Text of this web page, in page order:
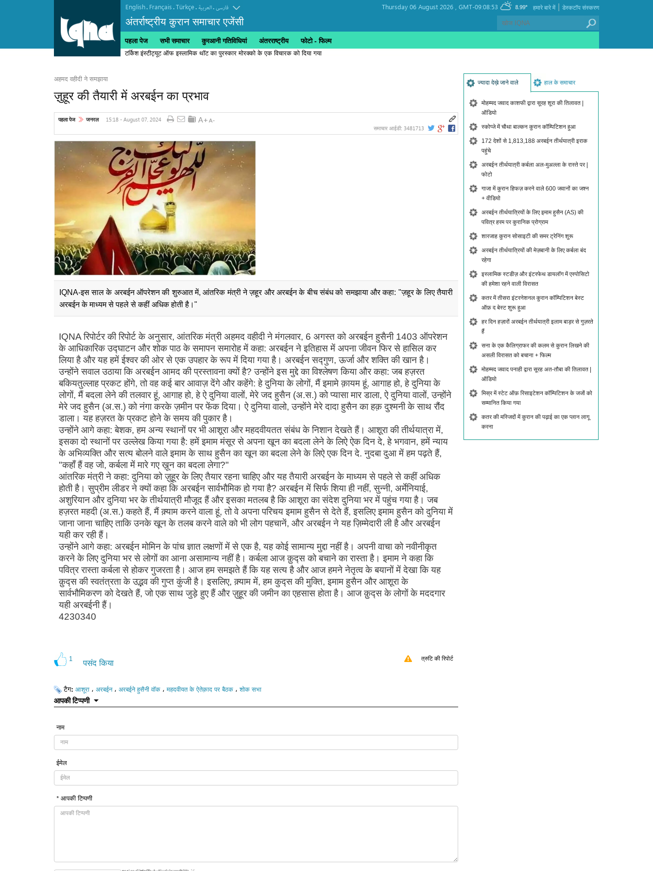
English. Français.Türkçe. العربیة.فارسی
अंतर्राष्ट्रीय कुरान समाचार एजेंसी
Thursday 06 August 2026 , GMT-09:08:53 8.99° डेस्कटॉप संस्करण
|
हमारे बारे में
पहला पेज सभी समाचार कुरआनी गतिविधियां अंतरराष्ट्रीय फोटो - फिल्म
टर्किश इंस्टीट्यूट ऑफ इस्लामिक थॉट का पुरस्कार मोरक्को के एक विचारक को दिया गया
अहमद वहीदी ने समझाया
ज़ुहूर की तैयारी में अरबईन का प्रभाव
पहला पेज जनरल 15:18 - August 07, 2024
समाचार आईडी: 3481713
IQNA-इस साल के अरबईन ऑपरेशन की शुरुआत में, आंतरिक मंत्री ने ज़हूर और अरबईन के बीच संबंध को समझाया और कहा: "ज़हूर के लिए तैयारी
अरबईन के माध्यम से पहले से कहीं अधिक होती है।"
IQNA रिपोर्टर की रिपोर्ट के अनुसार, आंतरिक मंत्री अहमद वहीदी ने मंगलवार, 6 अगस्त को अरबईन हुसैनी 1403 ऑपरेशन
के आधिकारिक उद्घाटन और शोक पाठ के समापन समारोह में कहा: अरबईन ने इतिहास में अपना जीवन फिर से हासिल कर
लिया है और यह हमें ईश्वर की ओर से एक उपहार के रूप में दिया गया है। अरबईन सद्गुण, ऊर्जा और शक्ति की खान है।
उन्होंने सवाल उठाया कि अरबईन आमद की प्रस्तावना क्यों है? उन्होंने इस मुद्दे का विश्लेषण किया और कहा: जब हज़रत
बकियतुल्लाह प्रकट होंगे, तो वह कई बार आवाज़ देंगे और कहेंगे: हे दुनिया के लोगों, मैं इमामे क़ायम हूं, आगाह हो, हे दुनिया के
लोगों, मैं बदला लेने की तलवार हूं, आगाह हो, हे ऐ दुनिया वालों, मेरे जद हुसैन (अ.स.) को प्यासा मार डाला, ऐ दुनिया वालों, उन्होंने
मेरे जद हुसैन (अ.स.) को नंगा करके ज़मीन पर फेंक दिया। ऐ दुनिया वालो, उन्होंने मेरे दादा हुसैन का हक़ दुश्मनी के साथ रौंद
डाला। यह हज़रत के प्रकट होने के समय की पुकार है।
उन्होंने आगे कहा: बेशक, हम अन्य स्थानों पर भी आशूरा और महदवीयतत संबंध के निशान देखते हैं। आशूरा की तीर्थयात्रा में,
इसका दो स्थानों पर उल्लेख किया गया है: हमें इमाम मंसूर से अपना खून का बदला लेने के लिऐ ऐक दिन दे, हे भगवान, हमें न्याय
के अभिव्यक्ति और सत्य बोलने वाले इमाम के साथ हुसैन का खून का बदला लेने के लिऐ एक दिन दे. नुदबा दुआ में हम पढ़ते हैं,
"कहाँ हैं वह जो, कर्बला में मारे गए ख़ून का बदला लेगा?"
आंतरिक मंत्री ने कहा: दुनिया को ज़ुहूर के लिए तैयार रहना चाहिए और यह तैयारी अरबईन के माध्यम से पहले से कहीं अधिक
होती है। सुप्रीम लीडर ने क्यों कहा कि अरबईन सार्वभौमिक हो गया है? अरबईन में सिर्फ शिया ही नहीं, सुन्नी, अर्मेनियाई,
अशुरियान और दुनिया भर के तीर्थयात्री मौजूद हैं और इसका मतलब है कि आशूरा का संदेश दुनिया भर में पहुंच गया है। जब
हज़रत महदी (अ.स.) कहते हैं, मैं क़्याम करने वाला हूं, तो वे अपना परिचय इमाम हुसैन से देते हैं, इसलिए इमाम हुसैन को दुनिया में
जाना जाना चाहिए ताकि उनके खून के तलब करने वाले को भी लोग पहचानें, और अरबईन ने यह ज़िम्मेदारी ली है और अरबईन
यही कर रही हैं।
उन्होंने आगे कहा: अरबईन मोमिन के पांच ज्ञात लक्षणों में से एक है, यह कोई सामान्य मुद्दा नहीं है। अपनी वाचा को नवीनीकृत
करने के लिए दुनिया भर से लोगों का आना असामान्य नहीं है। कर्बला आज क़ुद्स को बचाने का रास्ता है। इमाम ने कहा कि
पवित्र रास्ता कर्बला से होकर गुजरता है। आज हम समझते हैं कि यह सत्य है और आज हमने नेतृत्व के बयानों में देखा कि यह
क़ुद्स की स्वतंत्रता के उद्भव की गुप्त कुंजी है। इसलिए, क़्याम में, हम कुद्स की मुक्ति, इमाम हुसैन और आशूरा के
सार्वभौमिकरण को देखते हैं, जो एक साथ जुड़े हुए हैं और ज़ुहूर की जमीन का एहसास होता है। आज क़ुद्स के लोगों के मददगार
यही अरबईनी हैं।
4230340
1 पसंद किया त्रुटि की रिपोर्ट
टैग: आशूरा ، अरबईन، अरबईने हुसैनी वॉक ،महदवीयत के ऐतेक़ाद पर बैठक ،शोक सभा
आपकी टिप्पणी
नाम
ईमेल
* आपकी टिप्पणी
ज्यादा देख़े जाने वाले हाल के समाचार
मोहम्मद जवाद काशफी द्वारा सूरह शूरा की तिलावत |
ऑडियो
स्कोप्जे में चौथा बाल्कन कुरान कॉम्पिटिशन हुआ
172 देशों से 1,813,188 अरबईन तीर्थयात्री इराक
पहुंचे
अरबईन तीर्थयात्री कर्बला अल-मुअल्ला के रास्ते पर |
फोटो
गाजा में कुरान हिफज़ करने वाले 600 जवानों का जश्न
+ वीडियो
अरबईन तीर्थयात्रियों के लिए इमाम हुसैन (AS) की
पवित्र हरम पर कुरानिक प्रोग्राम
शारजाह कुरान सोसाइटी की समर ट्रेनिंग शुरू
अरबईन तीर्थयात्रियों की मेज़बानी के लिए कर्बला बंद
रहेगा
इस्लामिक स्टडीज़ और इंटरफेथ डायलॉग में एस्पोसिटो
की हमेशा रहने वाली विरासत
कतर में तीसरा इंटरनेशनल कुरान कॉम्पिटिशन बेस्ट
ऑफ़ द बेस्ट शुरू हुआ
हर दिन हज़ारों अरबईन तीर्थयात्री इलाम बाड़र से गुज़रते
हैं
सना के एक कैलिग्राफर की कलम से कुरान लिखने की
असली विरासत को बचाना + फिल्म
मोहम्मद जवाद पनाही द्वारा सूरह अत-तौबा की तिलावत |
ऑडियो
मिस्र में स्टेट ऑफ़ रिसाइटेशन कॉम्पिटिशन के जजों को
सम्मानित किया गया
कतर की मस्जिदों में कुरान की पढ़ाई का एक प्लान लागू
करना